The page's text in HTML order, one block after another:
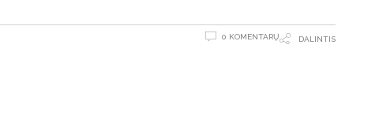
0 KOMENTARŲ DALINTIS